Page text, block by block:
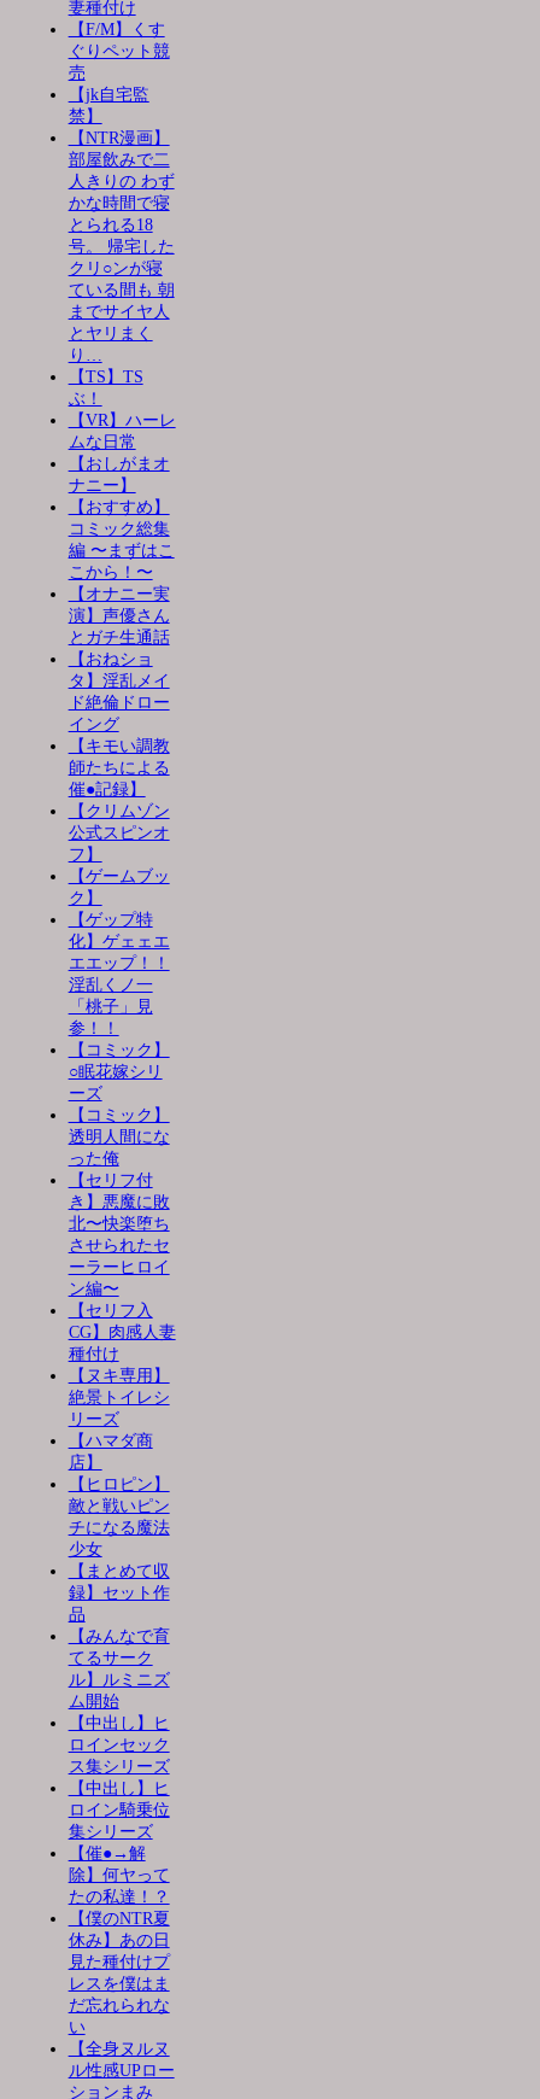
妻種付け
【F/M】くす
ぐりペット競
売
【jk自宅監
禁】
【NTR漫画】
部屋飲みで二
人きりの わず
かな時間で寝
とられる18
号。 帰宅した
クリ○ンが寝
ている間も 朝
までサイヤ人
とヤリまく
り…
【TS】TS
ぶ！
【VR】ハーレ
ムな日常
【おしがまオ
ナニー】
【おすすめ】
コミック総集
編 〜まずはこ
こから！〜
【オナニー実
演】声優さん
とガチ生通話
【おねショ
タ】淫乱メイ
ド絶倫ドロー
イング
【キモい調教
師たちによる
催●記録】
【クリムゾン
公式スピンオ
フ】
【ゲームブッ
ク】
【ゲップ特
化】ゲェェエ
エエップ！！
淫乱くノ一
「桃子」見
参！！
【コミック】
○眠花嫁シリ
ーズ
【コミック】
透明人間にな
った俺
【セリフ付
き】悪魔に敗
北〜快楽堕ち
させられたセ
ーラーヒロイ
ン編〜
【セリフ入
CG】肉感人妻
種付け
【ヌキ専用】
絶景トイレシ
リーズ
【ハマダ商
店】
【ヒロピン】
敵と戦いピン
チになる魔法
少女
【まとめて収
録】セット作
品
【みんなで育
てるサーク
ル】ルミニズ
ム開始
【中出し】ヒ
ロインセック
ス集シリーズ
【中出し】ヒ
ロイン騎乗位
集シリーズ
【催●→解
除】何ヤって
たの私達！？
【僕のNTR夏
休み】あの日
見た種付けプ
レスを僕はま
だ忘れられな
い
【全身ヌルヌ
ル性感UPロー
ションまみ